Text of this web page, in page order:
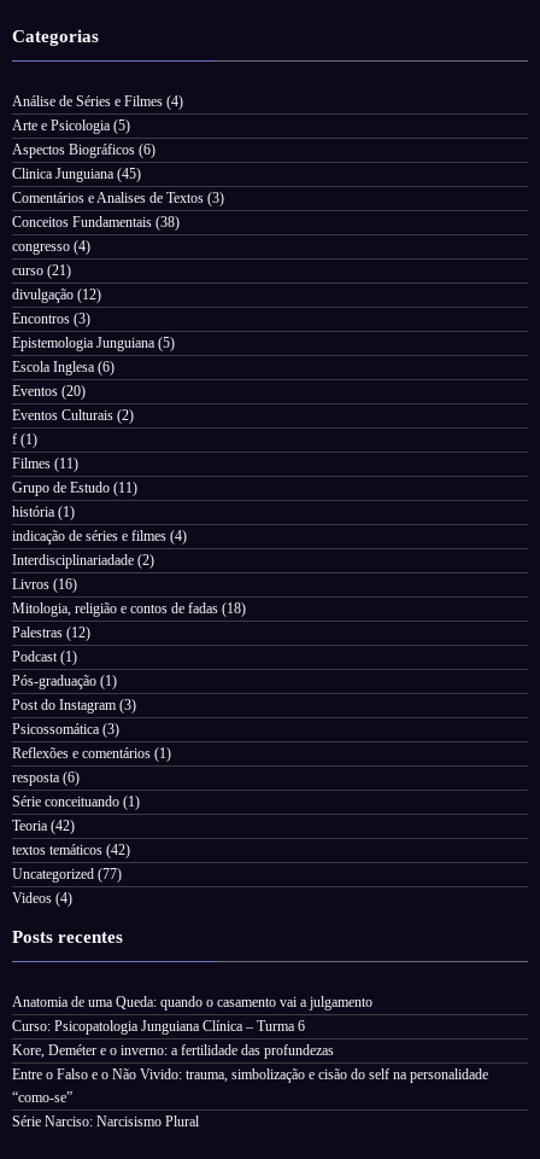
Categorias
Análise de Séries e Filmes (4)
Arte e Psicologia (5)
Aspectos Biográficos (6)
Clinica Junguiana (45)
Comentários e Analises de Textos (3)
Conceitos Fundamentais (38)
congresso (4)
curso (21)
divulgação (12)
Encontros (3)
Epistemologia Junguiana (5)
Escola Inglesa (6)
Eventos (20)
Eventos Culturais (2)
f (1)
Filmes (11)
Grupo de Estudo (11)
história (1)
indicação de séries e filmes (4)
Interdisciplinariadade (2)
Livros (16)
Mitologia, religião e contos de fadas (18)
Palestras (12)
Podcast (1)
Pós-graduação (1)
Post do Instagram (3)
Psicossomática (3)
Reflexões e comentários (1)
resposta (6)
Série conceituando (1)
Teoria (42)
textos temáticos (42)
Uncategorized (77)
Videos (4)
Posts recentes
Anatomia de uma Queda: quando o casamento vai a julgamento
Curso: Psicopatologia Junguiana Clínica – Turma 6
Kore, Deméter e o inverno: a fertilidade das profundezas
Entre o Falso e o Não Vivido: trauma, simbolização e cisão do self na personalidade
“como-se”
Série Narciso: Narcisismo Plural